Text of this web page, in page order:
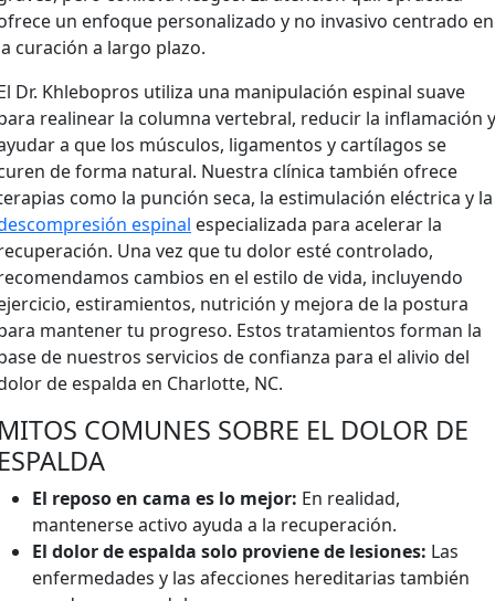
un enfoque personalizado y no invasivo centrado en
curación a largo plazo.
Dr. Khlebopros utiliza una manipulación espinal suave
realinear la columna vertebral, reducir la inflamación y
a que los músculos, ligamentos y cartílagos se
de forma natural. Nuestra clínica también ofrece
como la punción seca, la estimulación eléctrica y la
espinal especializada para acelerar la
Una vez que tu dolor esté controlado,
cambios en el estilo de vida, incluyendo
estiramientos, nutrición y mejora de la postura
mantener tu progreso. Estos tratamientos forman la
de nuestros servicios de confianza para el alivio del
de espalda en Charlotte, NC.
COMUNES SOBRE EL DOLOR DE
El reposo en cama es lo mejor: En realidad,
mantenerse activo ayuda a la recuperación.
El dolor de espalda solo proviene de lesiones: Las
enfermedades y las afecciones hereditarias también